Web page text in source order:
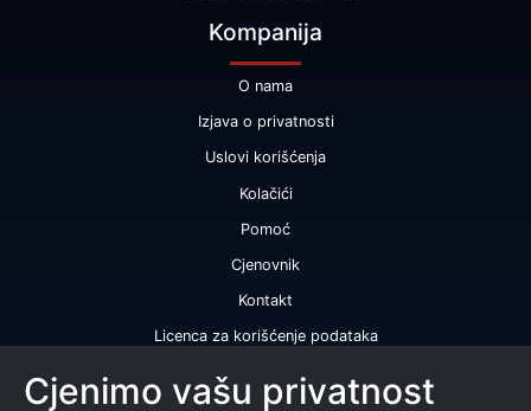
Kompanija
O nama
Izjava o privatnosti
Uslovi korišćenja
Kolačići
Pomoć
Cjenovnik
Kontakt
Licenca za korišćenje podataka
Naše usluge
Cjenimo vašu privatnost